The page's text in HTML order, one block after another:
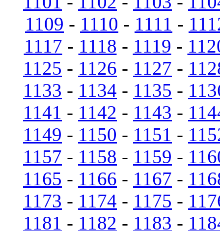
1109 - 1110 - 1111 -
1117 - 1118 - 1119 -
1125 - 1126 - 1127 -
1133 - 1134 - 1135 -
1141 - 1142 - 1143 -
1149 - 1150 - 1151 -
1157 - 1158 - 1159 -
1165 - 1166 - 1167 -
1173 - 1174 - 1175 -
1181 - 1182 - 1183 -